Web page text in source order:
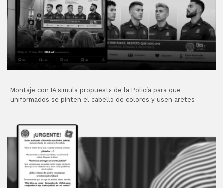
Montaje con IA simula propuesta de la Policía para que
uniformados se pinten el cabello de colores y usen aretes